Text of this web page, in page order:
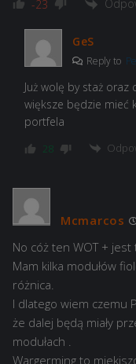
-23
GeS
Reply to
Już wolę by staż oraz
większe będzie mieć
portfela
28
Mcmarcos
No cóż ten WOT + jest
Mam kilka modułów
różnica.
I dlatego wiem czemu
że dalej będą miały
modułach .
Wargerming to